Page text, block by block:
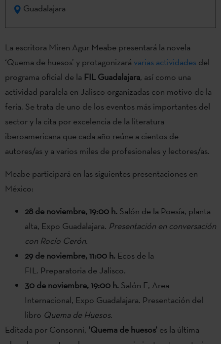
Guadalajara
La escritora Miren Agur Meabe presentará la novela
‘Quema de huesos’ y protagonizará varias actividades del
programa oficial de la FIL Guadalajara, así como una
actividad paralela en Jalisco organizadas con motivo de la
feria. Se trata de uno de los eventos más importantes del
sector y la cita por excelencia de la literatura
iberoamericana que cada año reúne a cientos de
autores/as y a varios miles de profesionales y lectores/as.
Meabe participará en las siguientes presentaciones en
México:
28 de noviembre, 19:00 h. Salón de la Poesía, planta
alta, Expo Guadalajara. Presentación en conversación
con Rocío Cerón.
29 de noviembre, 11:00 h. Ecos de la
FIL. Preparatoria de Jalisco.
30 de noviembre, 19:00 h. Salón E, Area
Internacional, Expo Guadalajara. Presentación del
libro Quema de Huesos.
Editada por Consonni, ‘Quema de huesos’ es la última